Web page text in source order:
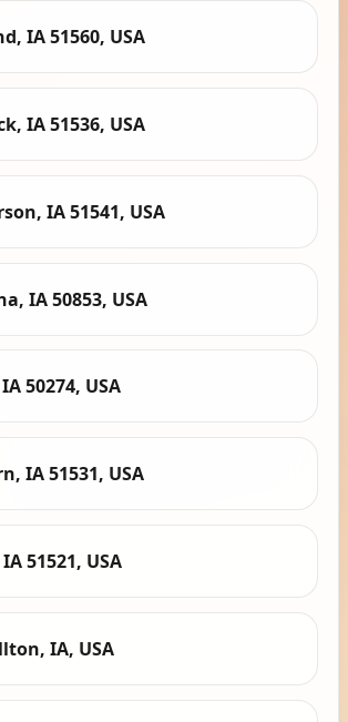
IA 51560, USA
IA 51536, USA
IA 51541, USA
IA 50853, USA
50274, USA
IA 51531, USA
51521, USA
IA, USA